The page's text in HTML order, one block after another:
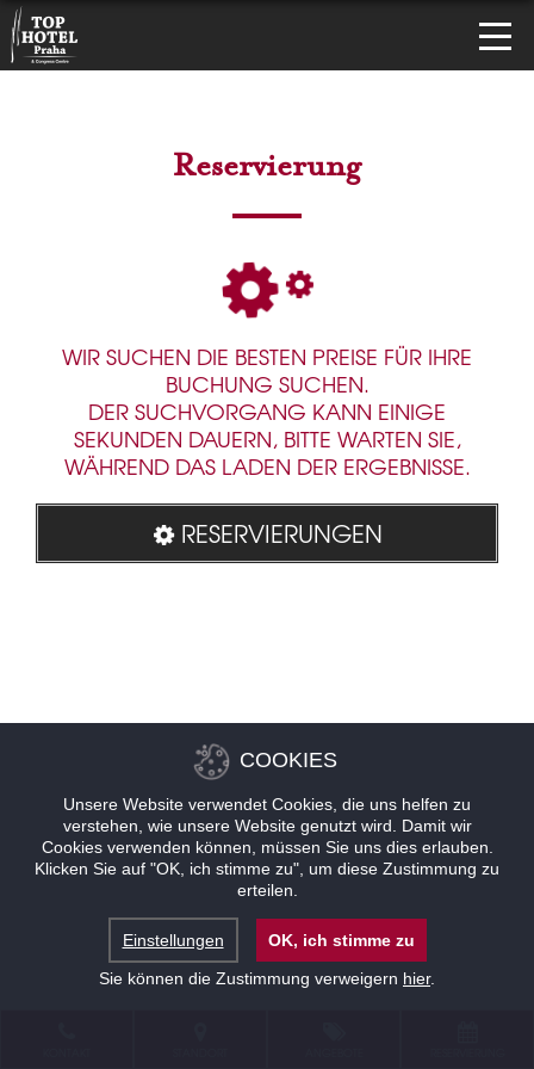
Reservierung
WIR SUCHEN DIE BESTEN PREISE FÜR IHRE
BUCHUNG SUCHEN.
DER SUCHVORGANG KANN EINIGE
SEKUNDEN DAUERN, BITTE WARTEN SIE,
WÄHREND DAS LADEN DER ERGEBNISSE.
RESERVIERUNGEN
COOKIES
Unsere Website verwendet Cookies, die uns helfen zu
verstehen, wie unsere Website genutzt wird. Damit wir
Cookies verwenden können, müssen Sie uns dies erlauben.
Klicken Sie auf "OK, ich stimme zu", um diese Zustimmung zu
erteilen.
Einstellungen
OK, ich stimme zu
Sie können die Zustimmung verweigern hier.